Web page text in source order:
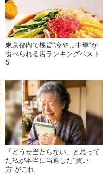
東京都内で極旨”冷やし中華”が
食べられる店ランキングベスト
5
「どうせ当たらない」と思って
た私が本当に当選した“買い
方”がこれ